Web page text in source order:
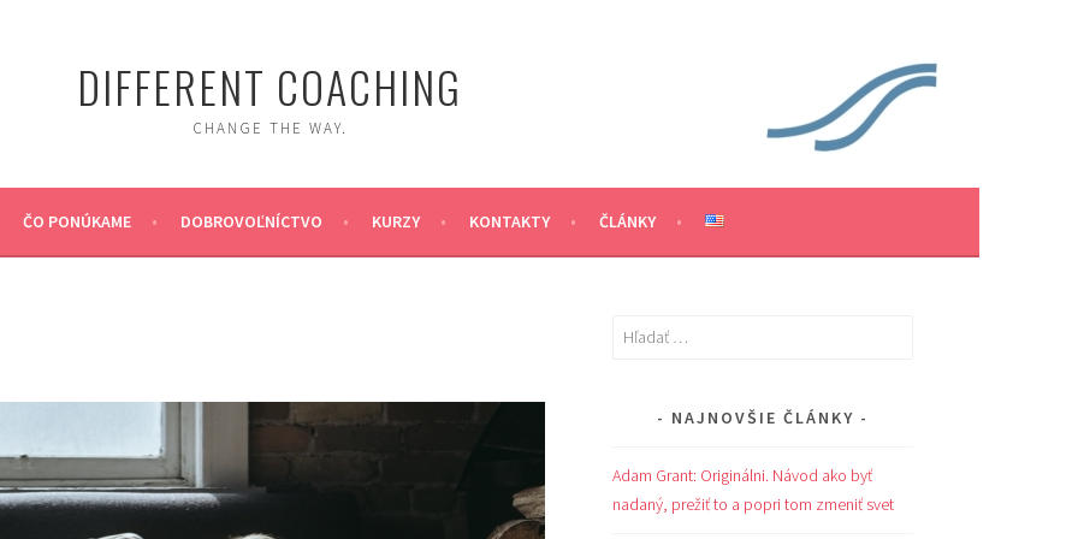
DIFFERENT COACHING
CHANGE THE WAY.
ČO PONÚKAME DOBROVOĽNÍCTVO KURZY KONTAKTY ČLÁNKY
Hľadať:
NAJNOVŠIE ČLÁNKY
Adam Grant: Originálni. Návod ako byť
nadaný, prežiť to a popri tom zmeniť svet